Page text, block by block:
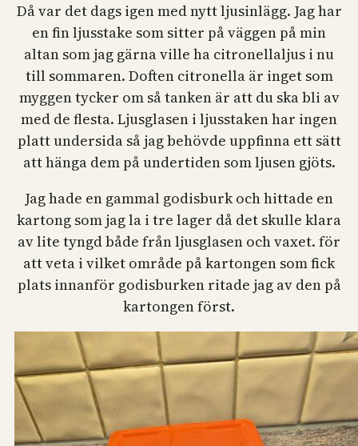
Då var det dags igen med nytt ljusinlägg. Jag har
en fin ljusstake som sitter på väggen på min
altan som jag gärna ville ha citronellaljus i nu
till sommaren. Doften citronella är inget som
myggen tycker om så tanken är att du ska bli av
med de flesta. Ljusglasen i ljusstaken har ingen
platt undersida så jag behövde uppfinna ett sätt
att hänga dem på undertiden som ljusen gjöts.
Jag hade en gammal godisburk och hittade en
kartong som jag la i tre lager då det skulle klara
av lite tyngd både från ljusglasen och vaxet. för
att veta i vilket område på kartongen som fick
plats innanför godisburken ritade jag av den på
kartongen först.